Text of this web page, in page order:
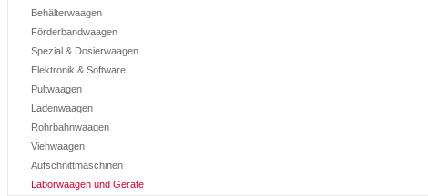
Behälterwaagen
Förderbandwaagen
Spezial & Dosierwaagen
Elektronik & Software
Pultwaagen
Ladenwaagen
Rohrbahnwaagen
Viehwaagen
Aufschnittmaschinen
Laborwaagen und Geräte